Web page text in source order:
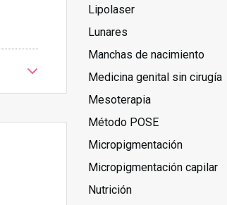
Lipolaser
Lunares
Manchas de nacimiento
Medicina genital sin cirugía
Mesoterapia
Método POSE
Micropigmentación
Micropigmentación capilar
Nutrición